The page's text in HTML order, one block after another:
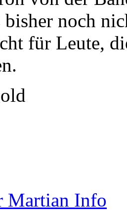
noch
für Leute,
Martian Info